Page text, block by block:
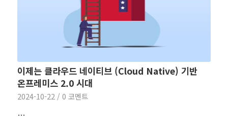
이제는 클라우드 네이티브 (Cloud Native) 기반
온프레미스 2.0 시대
2024-10-22 / 0 코멘트
…